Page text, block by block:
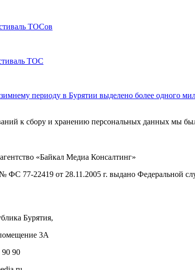
ТОСов
ТОС
периоду в Бурятии выделено более одного
к сбору и хранению персональных данных мы
«Байкал Медиа Консалтинг»
77-22419 от 28.11.2005 г. выдано Федеральной
Бурятия,
3А
90 90